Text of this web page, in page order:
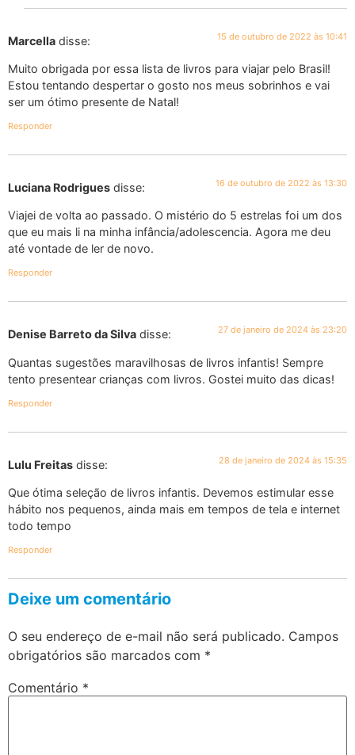
Marcella disse: 15 de outubro de 2022 às 10:41
Muito obrigada por essa lista de livros para viajar pelo Brasil!
Estou tentando despertar o gosto nos meus sobrinhos e vai
ser um ótimo presente de Natal!
Responder
Luciana Rodrigues disse: 16 de outubro de 2022 às 13:30
Viajei de volta ao passado. O mistério do 5 estrelas foi um dos
que eu mais li na minha infância/adolescencia. Agora me deu
até vontade de ler de novo.
Responder
Denise Barreto da Silva disse: 27 de janeiro de 2024 às 23:20
Quantas sugestões maravilhosas de livros infantis! Sempre
tento presentear crianças com livros. Gostei muito das dicas!
Responder
Lulu Freitas disse: 28 de janeiro de 2024 às 15:35
Que ótima seleção de livros infantis. Devemos estimular esse
hábito nos pequenos, ainda mais em tempos de tela e internet
todo tempo
Responder
Deixe um comentário
O seu endereço de e-mail não será publicado. Campos
obrigatórios são marcados com *
Comentário *